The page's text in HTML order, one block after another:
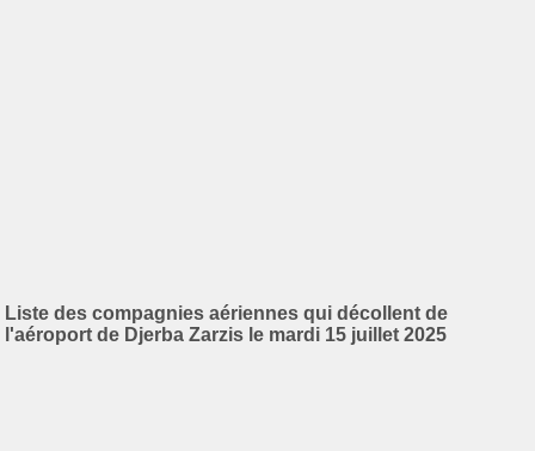
Liste des compagnies aériennes qui décollent de
l'aéroport de Djerba Zarzis le mardi 15 juillet 2025